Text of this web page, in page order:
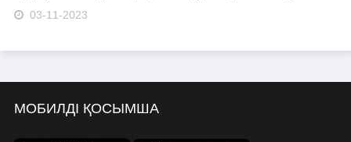
03-11-2023
МОБИЛДІ ҚОСЫМША